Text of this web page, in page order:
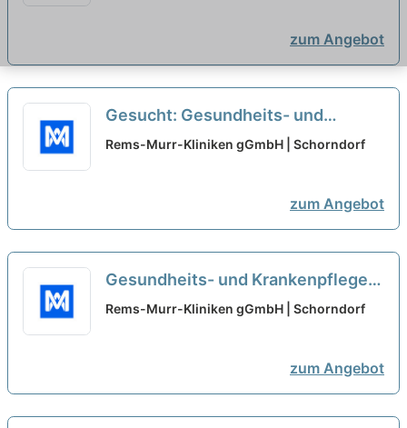
zum Angebot
Gesucht: Gesundheits- und
Krankenpfleger (m/w/d) - Geriatrie
Rems-Murr-Kliniken gGmbH | Schorndorf
zum Angebot
Gesundheits- und Krankenpfleger
(m/w/d) - Geriatrie und
Rems-Murr-Kliniken gGmbH | Schorndorf
zum Angebot